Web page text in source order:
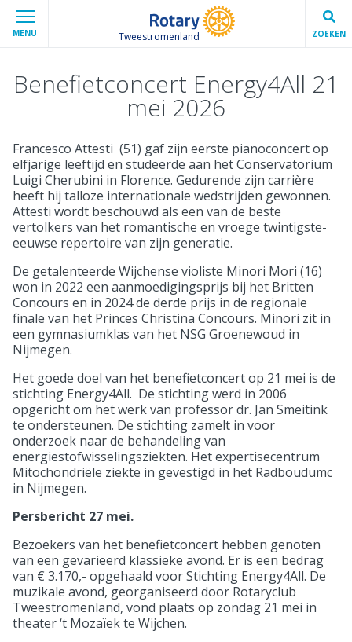
MENU Tweestromenland ZOEKEN
Benefietconcert Energy4All 21
mei 2026
Francesco Attesti (51) gaf zijn eerste pianoconcert op
elfjarige leeftijd en studeerde aan het Conservatorium
Luigi Cherubini in Florence. Gedurende zijn carrière
heeft hij talloze internationale wedstrijden gewonnen.
Attesti wordt beschouwd als een van de beste
vertolkers van het romantische en vroege twintigste-
eeuwse repertoire van zijn generatie.
De getalenteerde Wijchense violiste Minori Mori (16)
won in 2022 een aanmoedigingsprijs bij het Britten
Concours en in 2024 de derde prijs in de regionale
finale van het Princes Christina Concours. Minori zit in
een gymnasiumklas van het NSG Groenewoud in
Nijmegen.
Het goede doel van het benefietconcert op 21 mei is de
stichting Energy4All. De stichting werd in 2006
opgericht om het werk van professor dr. Jan Smeitink
te ondersteunen. De stichting zamelt in voor
onderzoek naar de behandeling van
energiestofwisselingsziekten. Het expertisecentrum
Mitochondriële ziekte in gevestigd in het Radboudumc
in Nijmegen.
Persbericht 27 mei.
Bezoekers van het benefietconcert hebben genoten
van een gevarieerd klassieke avond. Er is een bedrag
van € 3.170,- opgehaald voor Stichting Energy4All. De
muzikale avond, georganiseerd door Rotaryclub
Tweestromenland, vond plaats op zondag 21 mei in
theater ‘t Mozaïek te Wijchen.